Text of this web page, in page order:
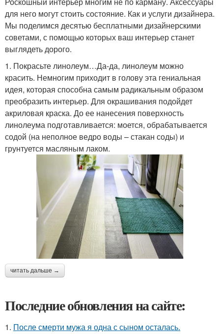
для него могут стоить состояние. Как и услуги дизайнера.
Мы поделимся десятью бесплатными дизайнерскими
советами, с помощью которых ваш интерьер станет
выглядеть дорого.
1. Покрасьте линолеум…Да-да, линолеум можно
красить. Немногим приходит в голову эта гениальная
идея, которая способна самым радикальным образом
преобразить интерьер. Для окрашивания подойдет
акриловая краска. До ее нанесения поверхность
линолеума подготавливается: моется, обрабатывается
содой (на неполное ведро воды – стакан соды) и
грунтуется масляным лаком.
читать дальше →
Последние обновления на сайте:
1. После смерти мужа я одна с сыном осталась.